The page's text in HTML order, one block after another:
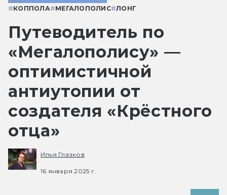
#КОППОЛА#МЕГАЛОПОЛИС#ЛОНГ
Путеводитель по
«Мегалополису» —
оптимистичной
антиутопии от
создателя «Крёстного
отца»
Илья Глазков
16 января 2025 г.